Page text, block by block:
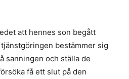
att hennes son begått
bestämmer sig
sanningen och ställa de
få ett slut på den